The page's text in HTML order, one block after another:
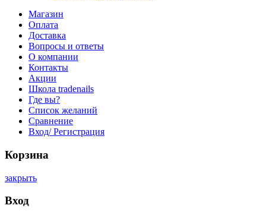
Магазин
Оплата
Доставка
Вопросы и ответы
О компании
Контакты
Акции
Школа tradenails
Где вы?
Список желаний
Сравнение
Вход/ Регистрация
Корзина
закрыть
Вход